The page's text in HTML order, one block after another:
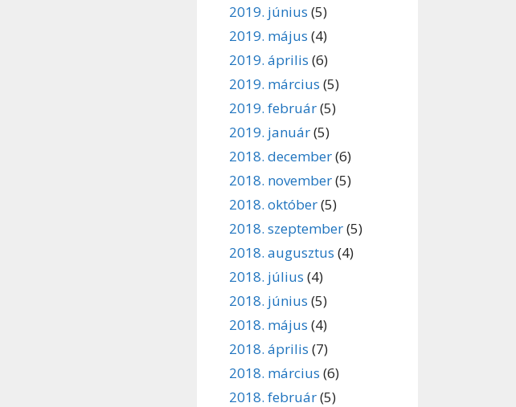
2019. június (5)
2019. május (4)
2019. április (6)
2019. március (5)
2019. február(5)
2019. január(5)
2018. december(6)
2018. november(5)
2018. október(5)
2018. szeptember(5)
2018. augusztus (4)
2018. július (4)
2018. június (5)
2018. május (4)
2018. április (7)
2018. március (6)
2018. február(5)